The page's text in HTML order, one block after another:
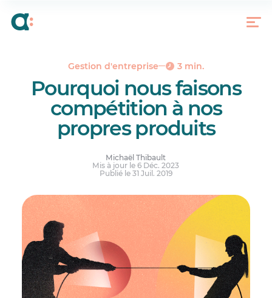
Gestion d'entreprise 3 min.
Pourquoi nous faisons
compétition à nos
propres produits
Michaël Thibault
Mis à jour le 6 Déc. 2023
Publié le 31 Juil. 2019
Et nous, dans tout ça?